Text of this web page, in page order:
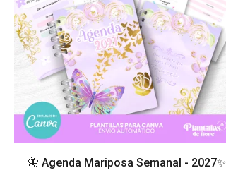
🦋 Agenda Mariposa Semanal - 2027✨